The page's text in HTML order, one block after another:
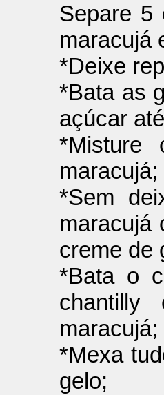
Separe 5
maracujá
*Deixe
*Bata as
açúcar
*Misture
maracujá;
*Sem
maracujá
creme de
*Bata o
maracujá;
*Mexa
gelo;